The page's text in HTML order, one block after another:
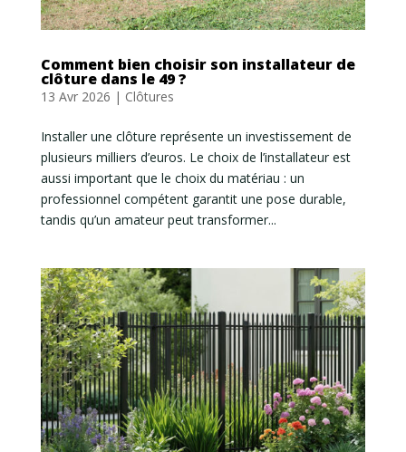
Comment bien choisir son installateur de
clôture dans le 49 ?
13 Avr 2026 | Clôtures
Installer une clôture représente un investissement de
plusieurs milliers d’euros. Le choix de l’installateur est
aussi important que le choix du matériau : un
professionnel compétent garantit une pose durable,
tandis qu’un amateur peut transformer...